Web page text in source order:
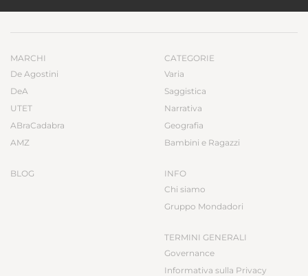
MARCHI
De Agostini
DeA
UTET
ABraCadabra
AMZ
BLOG
CATEGORIE
Varia
Saggistica
Narrativa
Geografia
Bambini e Ragazzi
INFO
Chi siamo
Gruppo Mondadori
TERMINI GENERALI
Governance
Informativa sulla Privacy